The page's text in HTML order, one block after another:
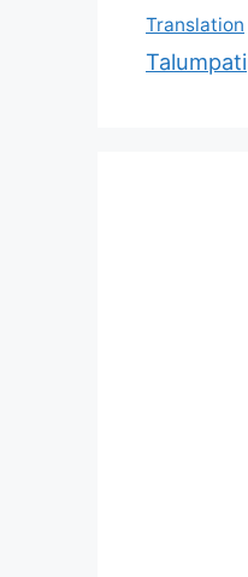
Translation
Talumpati